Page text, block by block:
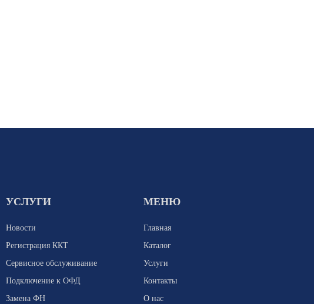
УСЛУГИ
Новости
Регистрация ККТ
Сервисное обслуживание
Подключение к ОФД
Замена ФН
МЕНЮ
Главная
Каталог
Услуги
Контакты
О нас